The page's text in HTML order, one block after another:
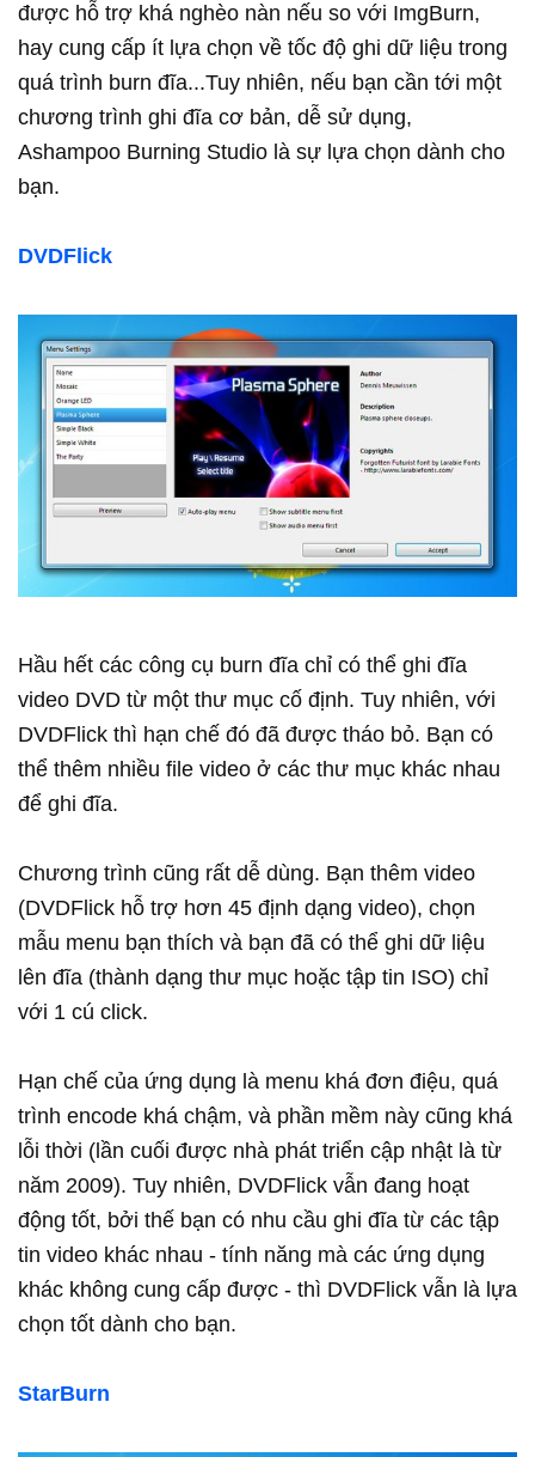
được hỗ trợ khá nghèo nàn nếu so với ImgBurn,
hay cung cấp ít lựa chọn về tốc độ ghi dữ liệu trong
quá trình burn đĩa...Tuy nhiên, nếu bạn cần tới một
chương trình ghi đĩa cơ bản, dễ sử dụng,
Ashampoo Burning Studio là sự lựa chọn dành cho
bạn.
DVDFlick
Hầu hết các công cụ burn đĩa chỉ có thể ghi đĩa
video DVD từ một thư mục cố định. Tuy nhiên, với
DVDFlick thì hạn chế đó đã được tháo bỏ. Bạn có
thể thêm nhiều file video ở các thư mục khác nhau
để ghi đĩa.
Chương trình cũng rất dễ dùng. Bạn thêm video
(DVDFlick hỗ trợ hơn 45 định dạng video), chọn
mẫu menu bạn thích và bạn đã có thể ghi dữ liệu
lên đĩa (thành dạng thư mục hoặc tập tin ISO) chỉ
với 1 cú click.
Hạn chế của ứng dụng là menu khá đơn điệu, quá
trình encode khá chậm, và phần mềm này cũng khá
lỗi thời (lần cuối được nhà phát triển cập nhật là từ
năm 2009). Tuy nhiên, DVDFlick vẫn đang hoạt
động tốt, bởi thế bạn có nhu cầu ghi đĩa từ các tập
tin video khác nhau - tính năng mà các ứng dụng
khác không cung cấp được - thì DVDFlick vẫn là lựa
chọn tốt dành cho bạn.
StarBurn